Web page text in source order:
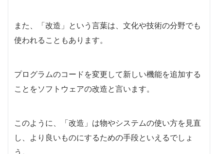
また、「改造」という言葉は、文化や技術の分野でも
使われることもあります。
プログラムのコードを変更して新しい機能を追加する
ことをソフトウェアの改造と言います。
このように、「改造」は物やシステムの使い方を見直
し、より良いものにするための手段といえるでしょ
う。